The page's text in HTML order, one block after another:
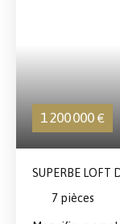
1 200 000 €
SUPERBE LOFT
7 pièces